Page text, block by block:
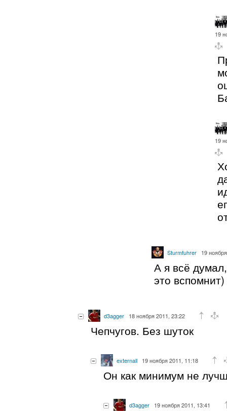
19
19
Sturmfuhrer 19
А я всё
это вспомнит)
d3agger 18 ноября 2011, 23:22
Чепчугов. Без шуток
externall 19 ноября 2011, 11:18
Он как минимум не
d3agger 19 ноября 2011, 13:41